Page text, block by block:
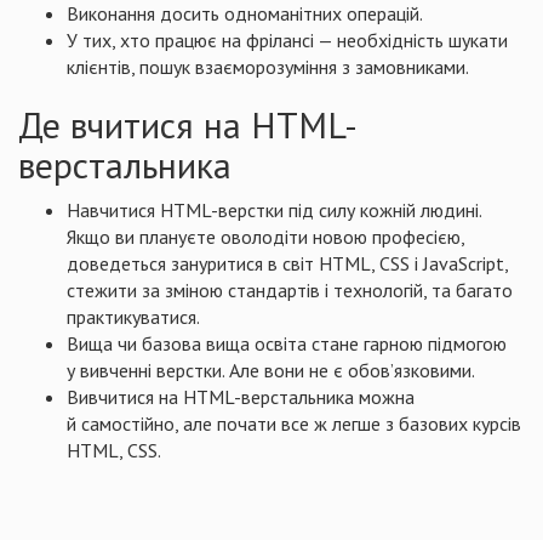
Виконання досить одноманітних операцій.
У тих, хто працює на фрілансі — необхідність шукати
клієнтів, пошук взаєморозуміння з замовниками.
Де вчитися на HTML-
верстальника
Навчитися HTML-верстки під силу кожній людині.
Якщо ви плануєте оволодіти новою професією,
доведеться зануритися в світ HTML, CSS і JavaScript,
стежити за зміною стандартів і технологій, та багато
практикуватися.
Вища чи базова вища освіта стане гарною підмогою
у вивченні верстки. Але вони не є обов’язковими.
Вивчитися на HTML-верстальника можна
й самостійно, але почати все ж легше з базових курсів
HTML, CSS.